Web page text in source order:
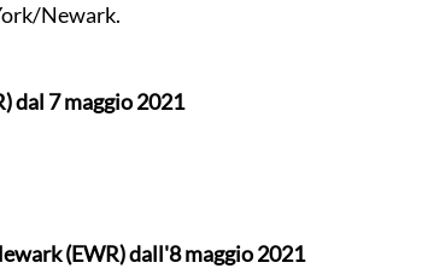
Newark.
dal 7 maggio 2021
(EWR) dall'8 maggio 2021